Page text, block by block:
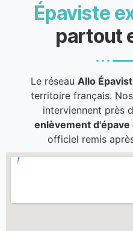
Épaviste
partout
Le réseauAllo
territoire français. Nos
interviennent près
enlèvement
officiel remis